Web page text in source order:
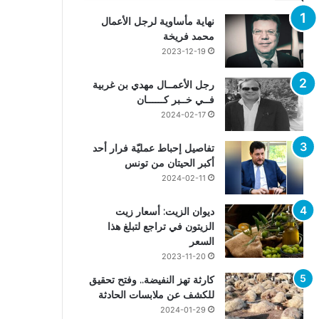
نهاية مأساوية لرجل الأعمال
محمد فريخة
2023-12-19
رجل الأعمــال مهدي بن غربية
فــي خــبر كــــــان
2024-02-17
تفاصيل إحباط عمليّة فرار أحد
أكبر الحيتان من تونس
2024-02-11
ديوان الزيت: أسعار زيت
الزيتون في تراجع لتبلغ هذا
السعر
2023-11-20
كارثة تهز النفيضة.. وفتح تحقيق
للكشف عن ملابسات الحادثة
2024-01-29